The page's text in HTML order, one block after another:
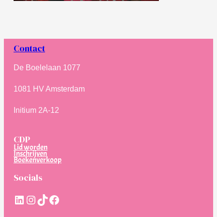
Contact
De Boelelaan 1077
1081 HV Amsterdam
Initium 2A-12
CDP
Lid worden
Inschrijven
Boekenverkoop
Socials
LinkedIn
Instagram
TikTokFacebook